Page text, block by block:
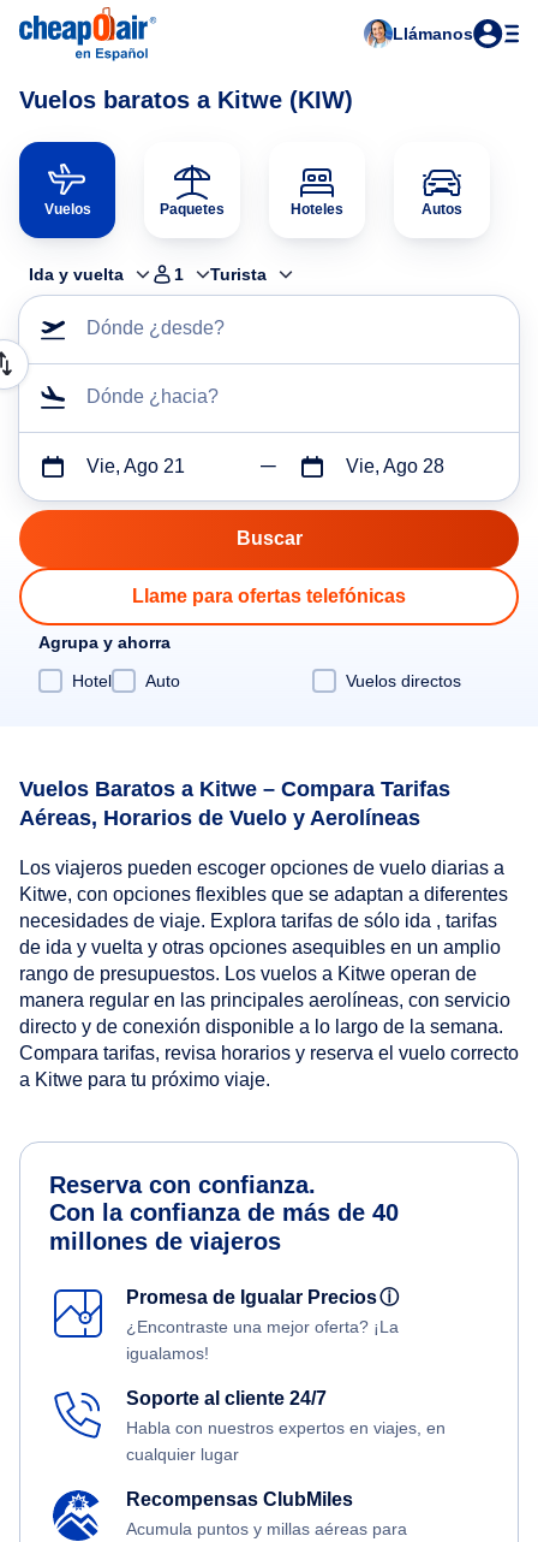
Llámanos
Vuelos baratos a Kitwe (KIW)
Vuelos Paquetes Hoteles Autos
Ida y vuelta 1 Turista
Dónde ¿desde?
Dónde ¿hacia?
Vie, Ago 21 Vie, Ago 28
Llame para ofertas telefónicas
Agrupa y ahorra
Hotel
Auto Vuelos directos
Vuelos Baratos a Kitwe – Compara Tarifas
Aéreas, Horarios de Vuelo y Aerolíneas
Los viajeros pueden escoger opciones de vuelo diarias a
Kitwe, con opciones flexibles que se adaptan a diferentes
necesidades de viaje. Explora tarifas de sólo ida , tarifas
de ida y vuelta y otras opciones asequibles en un amplio
rango de presupuestos. Los vuelos a Kitwe operan de
manera regular en las principales aerolíneas, con servicio
directo y de conexión disponible a lo largo de la semana.
Compara tarifas, revisa horarios y reserva el vuelo correcto
a Kitwe para tu próximo viaje.
Reserva con confianza.
Con la confianza de más de 40
millones de viajeros
Promesa de Igualar Preciosⓘ
¿Encontraste una mejor oferta? ¡La
igualamos!
Soporte al cliente 24/7
Habla con nuestros expertos en viajes, en
cualquier lugar
Recompensas ClubMiles
Acumula puntos y millas aéreas para